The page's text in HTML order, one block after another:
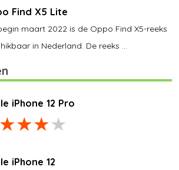
Find X5 Lite
maart 2022 is de Oppo Find X5-reeks
in Nederland. De reeks ...
iPhone 12 Pro
iPhone 12